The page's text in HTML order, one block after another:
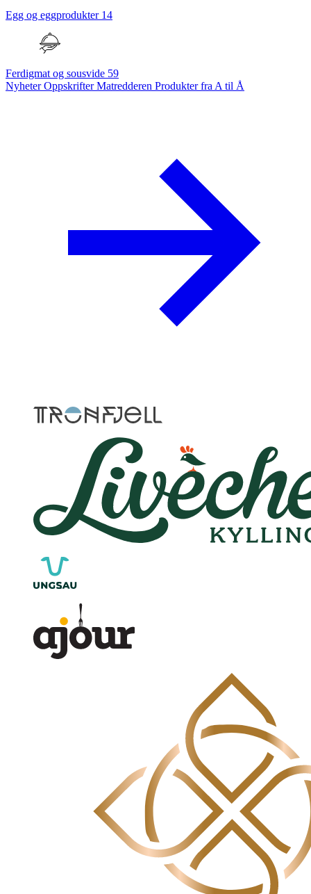
Egg og eggprodukter 14
Ferdigmat og sousvide 59
NyheterOppskrifterMatredderen Produkter fra A til Å